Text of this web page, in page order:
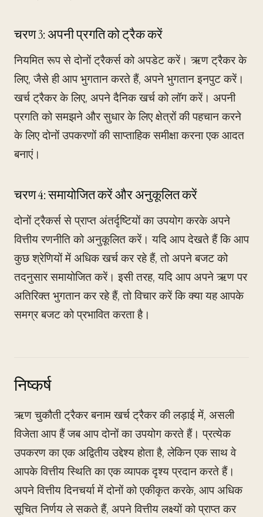
चरण 3: अपनी प्रगति को ट्रैक करें
नियमित रूप से दोनों ट्रैकर्स को अपडेट करें। ऋण ट्रैकर के
लिए, जैसे ही आप भुगतान करते हैं, अपने भुगतान इनपुट करें।
खर्च ट्रैकर के लिए, अपने दैनिक खर्च को लॉग करें। अपनी
प्रगति को समझने और सुधार के लिए क्षेत्रों की पहचान करने
के लिए दोनों उपकरणों की साप्ताहिक समीक्षा करना एक आदत
बनाएं।
चरण 4: समायोजित करें और अनुकूलित करें
दोनों ट्रैकर्स से प्राप्त अंतर्दृष्टियों का उपयोग करके अपने
वित्तीय रणनीति को अनुकूलित करें। यदि आप देखते हैं कि आप
कुछ श्रेणियों में अधिक खर्च कर रहे हैं, तो अपने बजट को
तदनुसार समायोजित करें। इसी तरह, यदि आप अपने ऋण पर
अतिरिक्त भुगतान कर रहे हैं, तो विचार करें कि क्या यह आपके
समग्र बजट को प्रभावित करता है।
निष्कर्ष
ऋण चुकौती ट्रैकर बनाम खर्च ट्रैकर की लड़ाई में, असली
विजेता आप हैं जब आप दोनों का उपयोग करते हैं। प्रत्येक
उपकरण का एक अद्वितीय उद्देश्य होता है, लेकिन एक साथ वे
आपके वित्तीय स्थिति का एक व्यापक दृश्य प्रदान करते हैं।
अपने वित्तीय दिनचर्या में दोनों को एकीकृत करके, आप अधिक
सूचित निर्णय ले सकते हैं, अपने वित्तीय लक्ष्यों को प्राप्त कर